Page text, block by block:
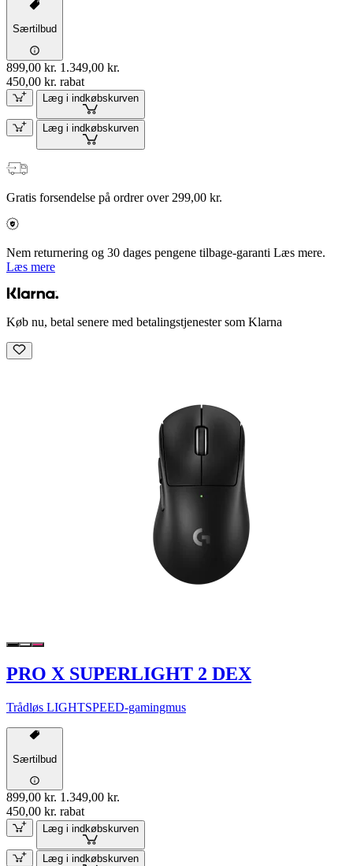
Særtilbud
899,00 kr. 1.349,00 kr.
450,00 kr. rabat
Læg i indkøbskurven
Læg i indkøbskurven
Gratis forsendelse på ordrer over 299,00 kr.
Nem returnering og 30 dages pengene tilbage-garanti Læs mere.
Læs mere
Køb nu, betal senere med betalingstjenester som Klarna
PRO X SUPERLIGHT 2 DEX
Trådløs LIGHTSPEED-gamingmus
Særtilbud
899,00 kr. 1.349,00 kr.
450,00 kr. rabat
Læg i indkøbskurven
Læg i indkøbskurven